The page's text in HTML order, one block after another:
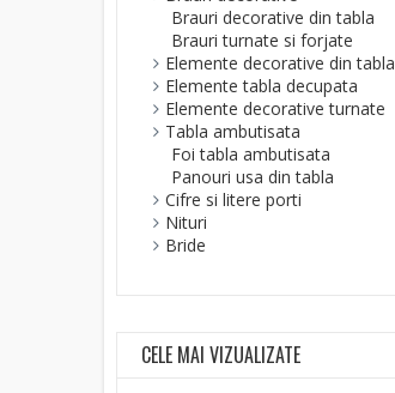
Brauri decorative din tabla
Brauri turnate si forjate
Elemente decorative din tabla
Elemente tabla decupata
Elemente decorative turnate
Tabla ambutisata
Foi tabla ambutisata
Panouri usa din tabla
Cifre si litere porti
Nituri
Bride
CELE MAI VIZUALIZATE